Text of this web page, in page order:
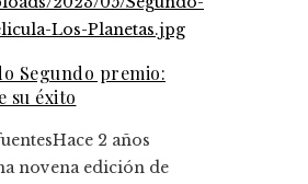
Segundo premio:
su éxito
Hace 2 años
novena edición de